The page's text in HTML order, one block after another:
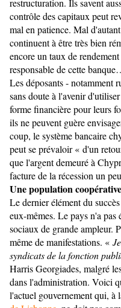
restructuration. Ils savent
contrôle des capitaux peut
mal en patience. Mal
continuent à être très bien
encore un taux de
responsable de cette
Les déposants - notamment
sans doute à l'avenir
forme financière pour leurs
ils ne peuvent guère
coup, le système bancaire
peut se prévaloir « d'un
que l'argent demeuré à
facture de la récession un
Une population coopérative
Le dernier élément du
eux-mêmes. Le pays n'a pas
sociaux de grande ampleur.
même de manifestations. «
syndicats de la fonction
Harris Georgiades, malgré
dans l'administration. Voici
l'actuel gouvernement qui, à